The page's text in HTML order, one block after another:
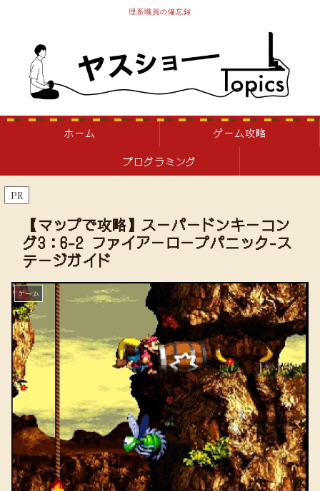
理系職員の備忘録
ホーム
ゲーム攻略
プログラミング
PR
【マップで攻略】スーパードンキーコン
グ3：6-2 ファイアーロープパニック-ス
テージガイド
ゲーム